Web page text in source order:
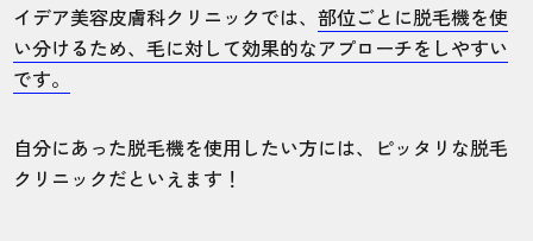
イデア美容皮膚科クリニックでは、部位ごとに脱毛機を使
い分けるため、毛に対して効果的なアプローチをしやすい
です。
自分にあった脱毛機を使用したい方には、ピッタリな脱毛
クリニックだといえます！